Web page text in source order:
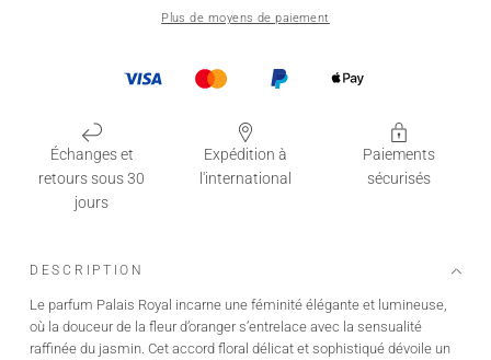
Plus de moyens de paiement
Échanges et
retours sous 30
jours
Expédition à
l'international
Paiements
sécurisés
DESCRIPTION
Le parfum Palais Royal incarne une féminité élégante et lumineuse,
où la douceur de la fleur d’oranger s’entrelace avec la sensualité
raffinée du jasmin. Cet accord floral délicat et sophistiqué dévoile un